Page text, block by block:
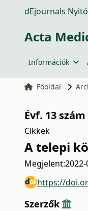
dEjournals
Acta
Információk
Főoldal
Évf. 13 szám
Cikkek
A telepi
Megjelent:2022-
https://
Szerzők